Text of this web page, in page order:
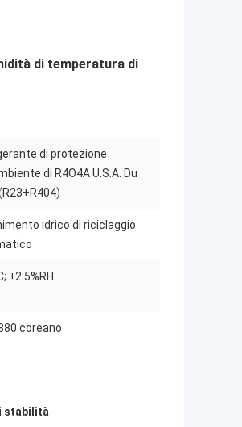
di temperatura di
di protezione
di R4O4A U.S.A. Du
idrico di riciclaggio
±2.5%RH
coreano
stabilità